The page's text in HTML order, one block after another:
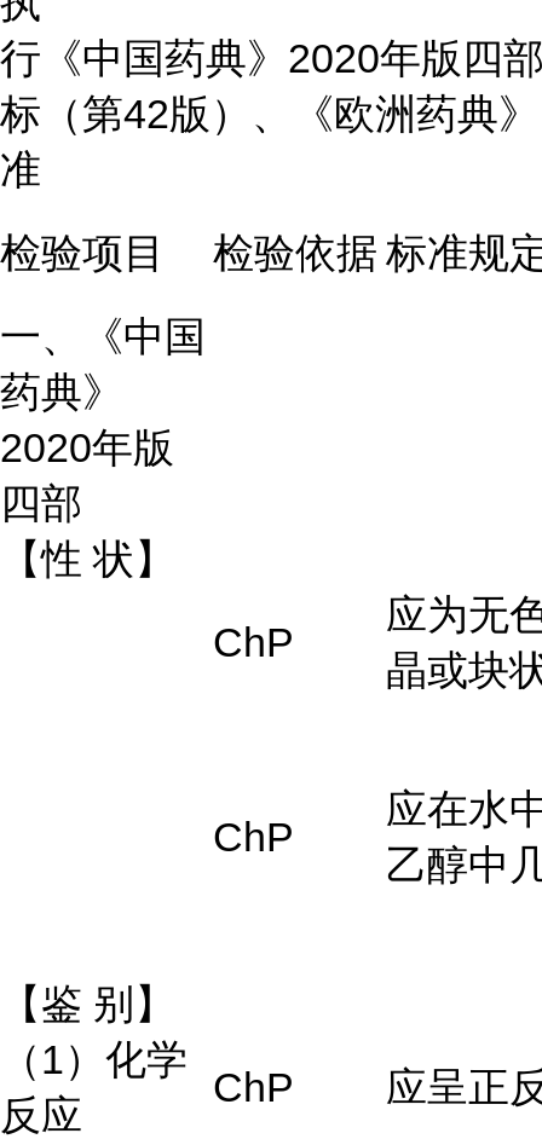
行
标
准
《中国药典》2020年版四
（第42版）、《欧洲药典
检验项目 检验依据 标准规
一、《中国
药典》
2020年版
四部
【性 状】
ChP
应为无
晶或块
ChP
应在水
乙醇中
【鉴 别】
（1）化学
反应
ChP
应呈正